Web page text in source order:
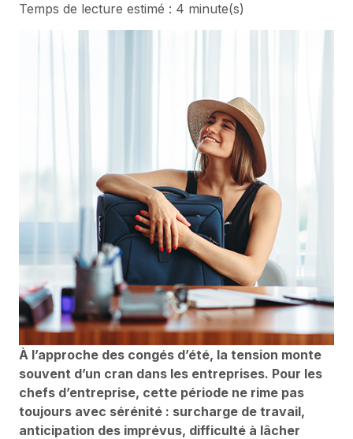
Temps de lecture estimé : 4 minute(s)
À l’approche des congés d’été, la tension monte
souvent d’un cran dans les entreprises. Pour les
chefs d’entreprise, cette période ne rime pas
toujours avec sérénité : surcharge de travail,
anticipation des imprévus, difficulté à lâcher